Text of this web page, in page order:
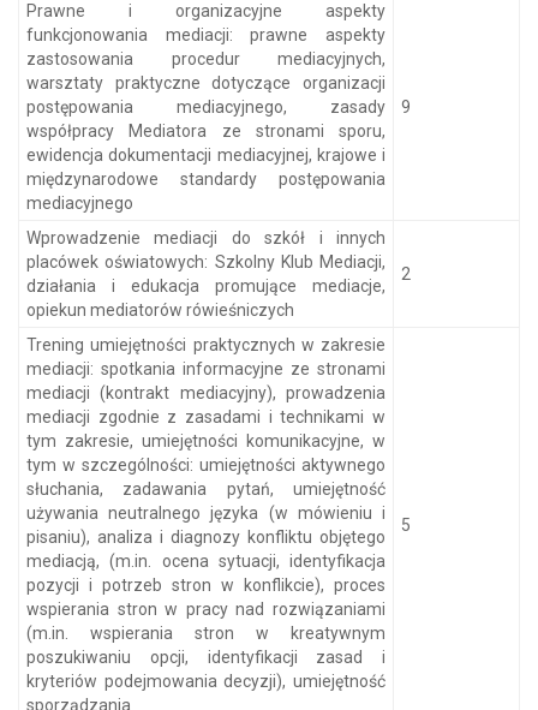
Prawne i organizacyjne aspekty
funkcjonowania mediacji: prawne aspekty
zastosowania procedur mediacyjnych,
warsztaty praktyczne dotyczące organizacji
postępowania mediacyjnego, zasady
współpracy Mediatora ze stronami sporu,
ewidencja dokumentacji mediacyjnej, krajowe i
międzynarodowe standardy postępowania
mediacyjnego
9
Wprowadzenie mediacji do szkół i innych
placówek oświatowych: Szkolny Klub Mediacji,
działania i edukacja promujące mediacje,
opiekun mediatorów rówieśniczych
2
Trening umiejętności praktycznych w zakresie
mediacji: spotkania informacyjne ze stronami
mediacji (kontrakt mediacyjny), prowadzenia
mediacji zgodnie z zasadami i technikami w
tym zakresie, umiejętności komunikacyjne, w
tym w szczególności: umiejętności aktywnego
słuchania, zadawania pytań, umiejętność
używania neutralnego języka (w mówieniu i
pisaniu), analiza i diagnozy konfliktu objętego
mediacją, (m.in. ocena sytuacji, identyfikacja
pozycji i potrzeb stron w konflikcie), proces
wspierania stron w pracy nad rozwiązaniami
(m.in. wspierania stron w kreatywnym
poszukiwaniu opcji, identyfikacji zasad i
kryteriów podejmowania decyzji), umiejętność
sporządzania
5